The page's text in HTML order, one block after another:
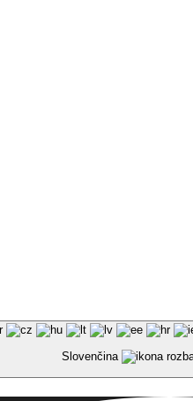
Slovenčina